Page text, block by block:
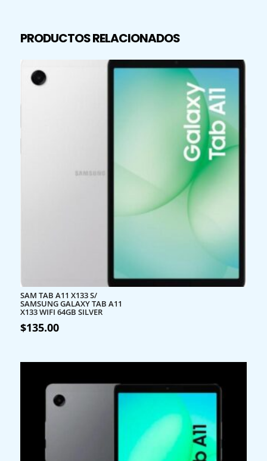
PRODUCTOS RELACIONADOS
SAM TAB A11 X133 S/
SAMSUNG GALAXY TAB A11
X133 WIFI 64GB SILVER
$135.00